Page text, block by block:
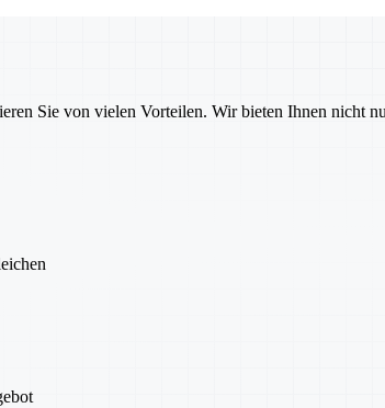
Sie von vielen Vorteilen. Wir bieten Ihnen nicht